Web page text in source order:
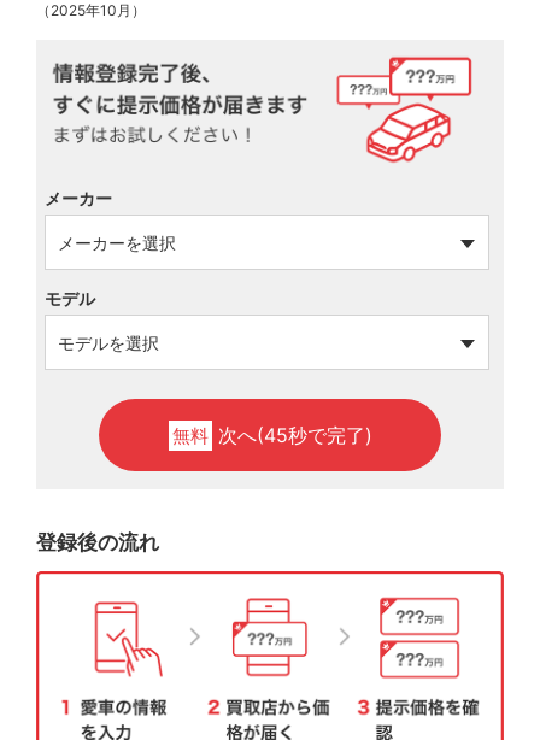
（2025年10月）
メーカー
モデル
無料 次へ(45秒で完了)
登録後の流れ